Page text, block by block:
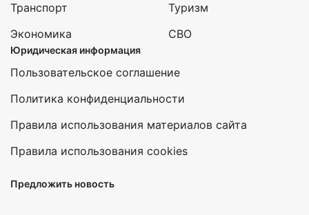
Транспорт
Экономика
Туризм
СВО
Юридическая информация
Пользовательское соглашение
Политика конфиденциальности
Правила использования материалов сайта
Правила использования cookies
Предложить новость